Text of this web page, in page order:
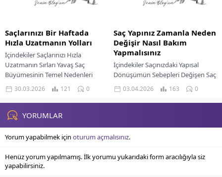
Saçlarınızı Bir Haftada
Hızla Uzatmanın Yolları
İçindekiler Saçlarınızı Hızla
Uzatmanın Sırları Yavaş Saç
Büyümesinin Temel Nedenleri
Doğal Desteklerle Saç Büyümesini
Hızlandırmak Saç Uzamasına
Faydalı Bitkisel Kürler...
30.03.2026 121 0
Saç Yapınız Zamanla Neden
Değişir Nasıl Bakım
Yapmalısınız
İçindekiler Saçınızdaki Yapısal
Dönüşümün Sebepleri Değişen Saç
Yapınıza Uygun Bakım Rutinleri
Bitkisel Kürler Ve Doğal Bakım
Yağları Saçlarımızın zamanla
03.04.2026 163 0
YORUMLAR
Yorum yapabilmek için oturum açmalısınız.
Henüz yorum yapılmamış. İlk yorumu yukarıdaki form aracılığıyla siz
yapabilirsiniz.